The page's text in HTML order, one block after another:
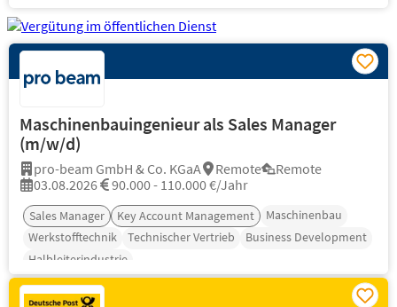
Maschinenbauingenieur als Sales Manager
(m/w/d)
pro-beam GmbH & Co. KGaA Remote
Remote
03.08.2026
90.000 - 110.000 €/Jahr
Sales Manager Key Account Management
Maschinenbau
Werkstofftechnik
Technischer Vertrieb
Business Development
Halbleiterindustrie